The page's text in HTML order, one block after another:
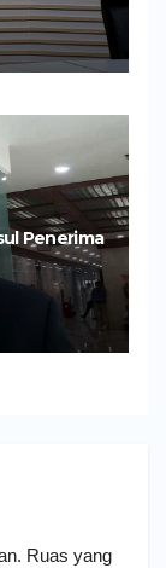
Penerima
Ruas yang